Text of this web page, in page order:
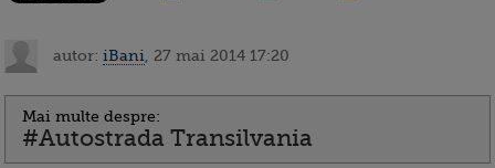
autor: iBani , 27 mai 2014 17:20
Mai multe despre:
#Autostrada Transilvania